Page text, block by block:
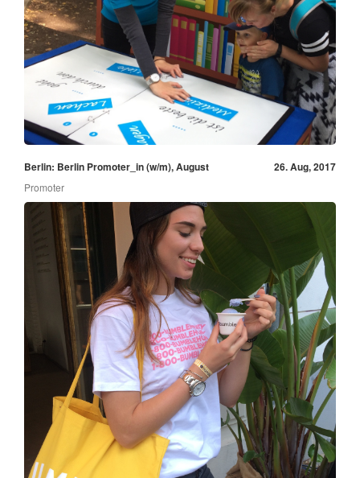
Berlin: Berlin Promoter_in (w/m), August 26. Aug, 2017
Promoter